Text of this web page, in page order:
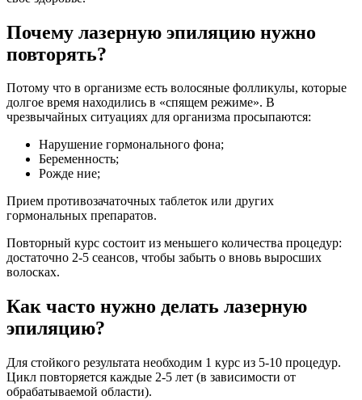
Почему лазерную эпиляцию нужно
повторять?
Потому что в организме есть волосяные фолликулы, которые
долгое время находились в «спящем режиме». В
чрезвычайных ситуациях для организма просыпаются:
Нарушение гормонального фона;
Беременность;
Рожде ние;
Прием противозачаточных таблеток или других
гормональных препаратов.
Повторный курс состоит из меньшего количества процедур:
достаточно 2-5 сеансов, чтобы забыть о вновь выросших
волосках.
Как часто нужно делать лазерную
эпиляцию?
Для стойкого результата необходим 1 курс из 5-10 процедур.
Цикл повторяется каждые 2-5 лет (в зависимости от
обрабатываемой области).